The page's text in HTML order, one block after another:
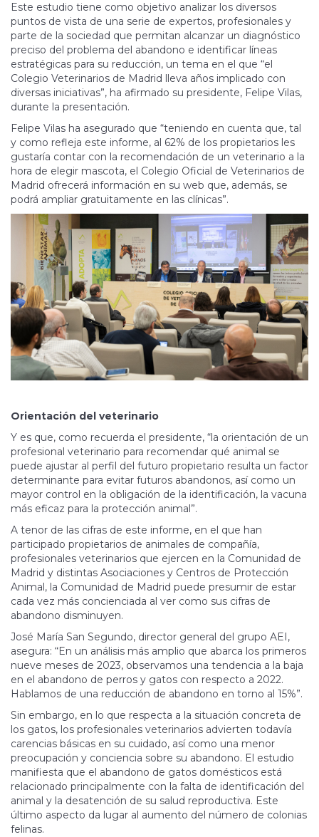
Este estudio tiene como objetivo analizar los diversos
puntos de vista de una serie de expertos, profesionales y
parte de la sociedad que permitan alcanzar un diagnóstico
preciso del problema del abandono e identificar líneas
estratégicas para su reducción, un tema en el que “el
Colegio Veterinarios de Madrid lleva años implicado con
diversas iniciativas”, ha afirmado su presidente, Felipe Vilas,
durante la presentación.
Felipe Vilas ha asegurado que “teniendo en cuenta que, tal
y como refleja este informe, al 62% de los propietarios les
gustaría contar con la recomendación de un veterinario a la
hora de elegir mascota, el Colegio Oficial de Veterinarios de
Madrid ofrecerá información en su web que, además, se
podrá ampliar gratuitamente en las clínicas”.
Orientación del veterinario
Y es que, como recuerda el presidente, “la orientación de un
profesional veterinario para recomendar qué animal se
puede ajustar al perfil del futuro propietario resulta un factor
determinante para evitar futuros abandonos, así como un
mayor control en la obligación de la identificación, la vacuna
más eficaz para la protección animal”.
A tenor de las cifras de este informe, en el que han
participado propietarios de animales de compañía,
profesionales veterinarios que ejercen en la Comunidad de
Madrid y distintas Asociaciones y Centros de Protección
Animal, la Comunidad de Madrid puede presumir de estar
cada vez más concienciada al ver como sus cifras de
abandono disminuyen.
José María San Segundo, director general del grupo AEI,
asegura: “En un análisis más amplio que abarca los primeros
nueve meses de 2023, observamos una tendencia a la baja
en el abandono de perros y gatos con respecto a 2022.
Hablamos de una reducción de abandono en torno al 15%”.
Sin embargo, en lo que respecta a la situación concreta de
los gatos, los profesionales veterinarios advierten todavía
carencias básicas en su cuidado, así como una menor
preocupación y conciencia sobre su abandono. El estudio
manifiesta que el abandono de gatos domésticos está
relacionado principalmente con la falta de identificación del
animal y la desatención de su salud reproductiva. Este
último aspecto da lugar al aumento del número de colonias
felinas.